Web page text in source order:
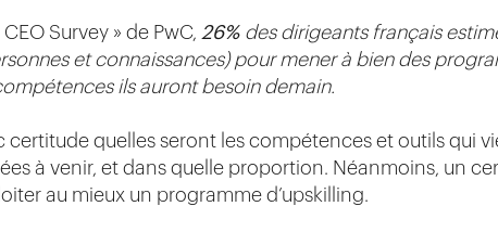
Survey » de PwC,26% des dirigeants français
et connaissances) pour mener à bien des
ils auront besoin demain.
certitude quelles seront les compétences et outils qui
à venir, et dans quelle proportion. Néanmoins, un
au mieux un programme d’upskilling.